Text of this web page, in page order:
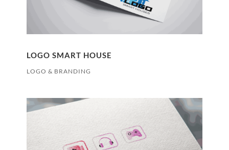
LOGO SMART HOUSE
LOGO & BRANDING